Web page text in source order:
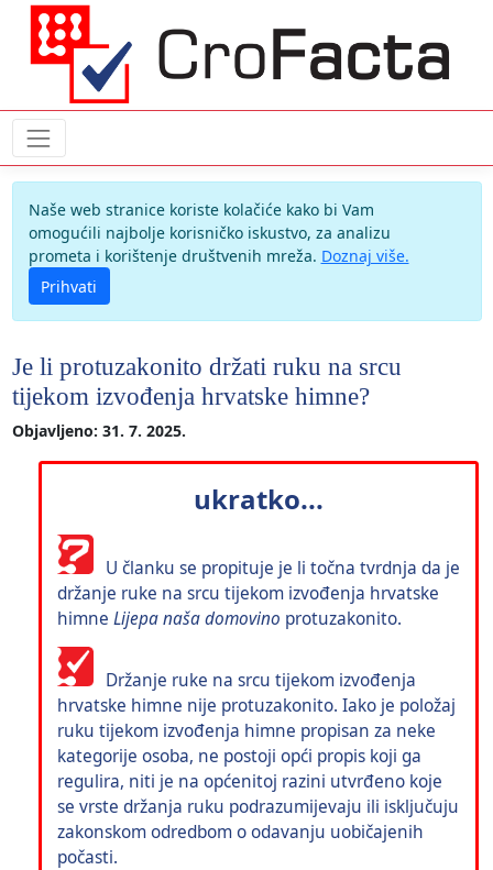
Naše web stranice koriste kolačiće kako bi Vam
omogućili najbolje korisničko iskustvo, za analizu
prometa i korištenje društvenih mreža. Doznaj više.
Prihvati
Je li protuzakonito držati ruku na srcu
tijekom izvođenja hrvatske himne?
Objavljeno: 31. 7. 2025.
ukratko...
U članku se propituje je li točna tvrdnja da je
držanje ruke na srcu tijekom izvođenja hrvatske
himne Lijepa naša domovino protuzakonito.
Držanje ruke na srcu tijekom izvođenja
hrvatske himne nije protuzakonito. Iako je položaj
ruku tijekom izvođenja himne propisan za neke
kategorije osoba, ne postoji opći propis koji ga
regulira, niti je na općenitoj razini utvrđeno koje
se vrste držanja ruku podrazumijevaju ili isključuju
zakonskom odredbom o odavanju uobičajenih
počasti.